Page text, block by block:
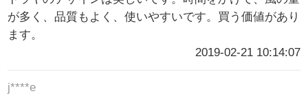
が多く、品質もよく、使いやすいです。買う価値があり
ます。
2019-02-21 10:14:07
j****e